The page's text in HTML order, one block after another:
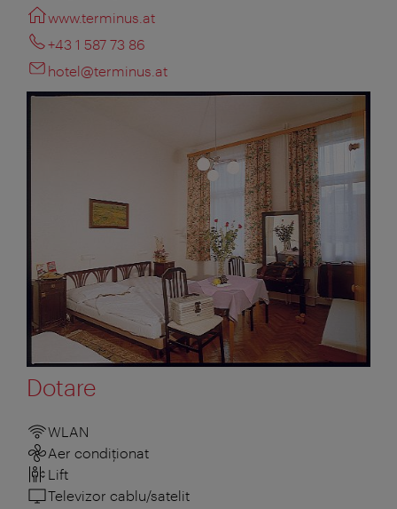
www.terminus.at
+43 1 587 73 86
hotel@terminus.at
Dotare
WLAN
Aer condiționat
Lift
Televizor cablu/satelit